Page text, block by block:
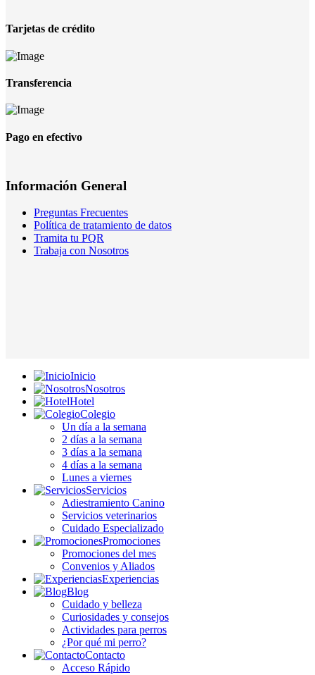
Tarjetas de crédito
Transferencia
Pago en efectivo
Información General
Preguntas Frecuentes
Política de tratamiento de datos
Tramita tu PQR
Trabaja con Nosotros
Inicio
Nosotros
Hotel
Colegio
Un día a la semana
2 días a la semana
3 días a la semana
4 días a la semana
Lunes a viernes
Servicios
Adiestramiento Canino
Servicios veterinarios
Cuidado Especializado
Promociones
Promociones del mes
Convenios y Aliados
Experiencias
Blog
Cuidado y belleza
Curiosidades y consejos
Actividades para perros
¿Por qué mi perro?
Contacto
Acceso Rápido